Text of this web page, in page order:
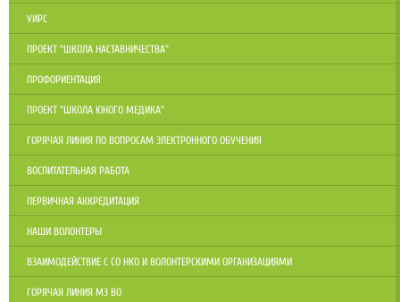
УИРС
ПРОЕКТ "ШКОЛА НАСТАВНИЧЕСТВА"
ПРОФОРИЕНТАЦИЯ
ПРОЕКТ "ШКОЛА ЮНОГО МЕДИКА"
ГОРЯЧАЯ ЛИНИЯ ПО ВОПРОСАМ ЭЛЕКТРОННОГО ОБУЧЕНИЯ
ВОСПИТАТЕЛЬНАЯ РАБОТА
ПЕРВИЧНАЯ АККРЕДИТАЦИЯ
НАШИ ВОЛОНТЕРЫ
ВЗАИМОДЕЙСТВИЕ С СО НКО И ВОЛОНТЕРСКИМИ ОРГАНИЗАЦИЯМИ
ГОРЯЧАЯ ЛИНИЯ МЗ ВО